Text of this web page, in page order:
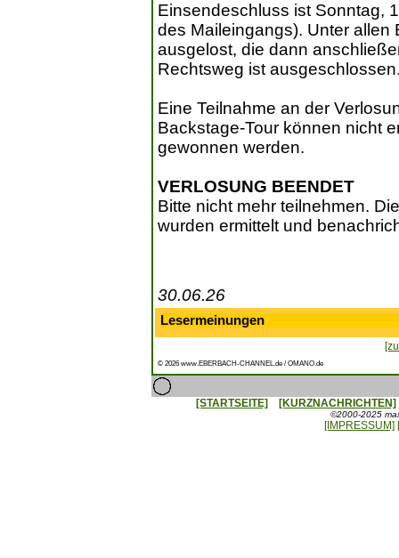
Einsendeschluss ist Sonntag,
des Maileingangs). Unter
ausgelost, die dann
Rechtsweg ist
Eine Teilnahme an der
Backstage-Tour können nicht
gewonnen werden.
VERLOSUNG BEENDET
Bitte nicht mehr teilnehmen.
wurden ermittelt und
30.06.26
Lesermeinungen
© 2026 www.EBERBACH-CHANNEL.de / OMANO.de
[STARTSEITE] [KURZNACHRICHTEN]
©2000-2025
[IMPRESSUM]